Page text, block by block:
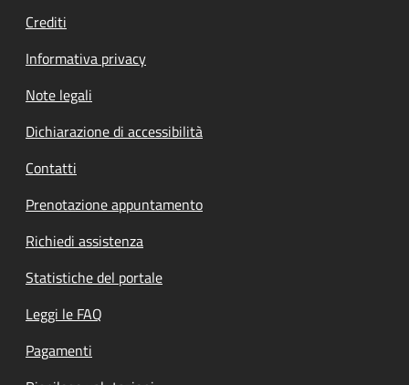
Crediti
Informativa privacy
Note legali
Dichiarazione di accessibilità
Contatti
Prenotazione appuntamento
Richiedi assistenza
Statistiche del portale
Leggi le FAQ
Pagamenti